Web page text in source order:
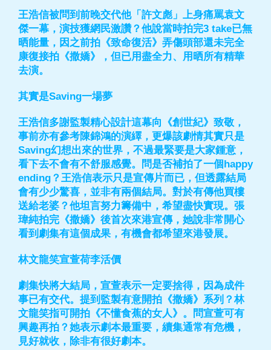
王浩信被問到前晚交代他「許文彪」上身痛罵袁文
傑一幕，演技獲網民激讚？他說當時拍完3 take已無
晒能量，因之前拍《致命復活》弄傷頭部還未完全
康復接拍《撒嬌》，但已用盡全力、用晒所有精華
去演。
其實是Saving一場夢
王浩信多謝監製精心設計這幕向《創世紀》致敬，
事前亦有參考陳錦鴻的演繹，更爆該劇情其實只是
Saving幻想出來的世界，不過最緊要是大家鍾意，
看下去不會有不舒服感覺。問是否補拍了一個happy
ending？王浩信表示只是宣傳片而已，但透露結局
會有少少驚喜，並非有兩個結局。對於有傳他買樓
送給老婆？他坦言努力籌備中，希望盡快實現。張
瑋純拍完《撒嬌》後首次來港宣傳，她說非常開心
看到劇集有這個成果，有機會都希望來港發展。
林文龍笑宣萱荷李活價
劇集快將大結局，宣萱表示一定要捨得，因為成件
事已有交代。提到監製有意開拍《撒嬌》系列？林
文龍笑指可開拍《不懂食蕉的女人》。問宣萱可有
興趣再拍？她表示劇本最重要，續集通常有危機，
見好就收，除非有很好劇本。